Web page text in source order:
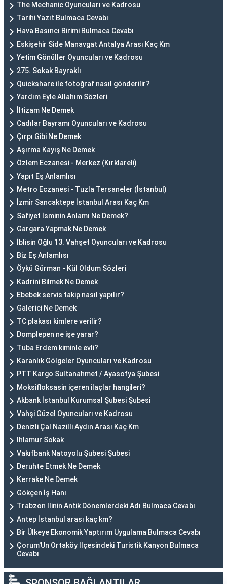
The Mechanic Oyuncuları ve Kadrosu
Tarihi Yazıt Bulmaca Cevabı
Hava Basıncı Birimi Bulmaca Cevabı
Eskişehir Side Manavgat Antalya Arası Kaç Km
Yetim Gönüller Oyuncuları ve Kadrosu
275. Sokak Bayraklı
Quickshare ile fotoğraf nasıl gönderilir?
Yardım Eyle Allahım Sözleri
İltizam Ne Demek
Cadılar Bayramı Oyuncuları ve Kadrosu
Çırpı Gibi Ne Demek
Aşırma Kayış Ne Demek
Özlem Eczanesi - Merkez (Kırklareli)
Yapıt Eş Anlamlısı
Metro Eczanesi - Tuzla Tersaneler (İstanbul)
İzmir Sancaktepe İstanbul Arası Kaç Km
Safiyet İsminin Anlamı Ne Demek?
Gargara Yapmak Ne Demek
İblisin Oğlu 13. Vahşet Oyuncuları ve Kadrosu
Biz Eş Anlamlısı
Öykü Gürman - Kül Oldum Sözleri
Kadrini Bilmek Ne Demek
Ebebek servis takip nasıl yapılır?
Galerici Ne Demek
TC plakası kimlere verilir?
Domplepen ne işe yarar?
Tuba Erdem kiminle evli?
Karanlık Gölgeler Oyuncuları ve Kadrosu
PTT Kargo Sultanahmet / Ayasofya Şubesi
Moksifloksasin içeren ilaçlar hangileri?
Akbank İstanbul Kurumsal Şubesi Şubesi
Vahşi Güzel Oyuncuları ve Kadrosu
Denizli Çal Nazilli Aydın Arası Kaç Km
Ihlamur Sokak
Vakıfbank Natoyolu Şubesi Şubesi
Deruhte Etmek Ne Demek
Kerrake Ne Demek
Gökçen İş Hanı
Trabzon Ilinin Antik Dönemlerdeki Adı Bulmaca Cevabı
Antep İstanbul arası kaç km?
Bir Ülkeye Ekonomik Yaptırım Uygulama Bulmaca Cevabı
Çorum'Un Ortaköy Ilçesindeki Turistik Kanyon Bulmaca
Cevabı